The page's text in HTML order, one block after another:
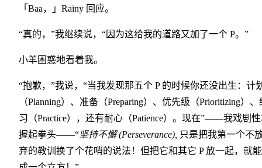
「Baa，」Rainy 回应。
“真的，”我继续说，“因为这给我的道路又加了一个 P。”
小羊困惑地看着我。
“抱歉，”我说，“当我发现那五个 P 的时候你还没出生：计
（Planning）、准备（Preparing）、优先级（Prioritizing）、
习（Practice），还有耐心（Patience）。现在”——我戏剧
握起拳头——“坚持不懈 (Perseverance), 只是把我第一个不
弃的教训换了个花哨的说法！但把它和其它 P 放一起，就